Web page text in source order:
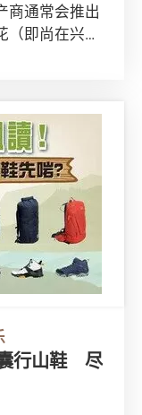
商通常会推出
即尚在兴建
囊行山鞋 尽